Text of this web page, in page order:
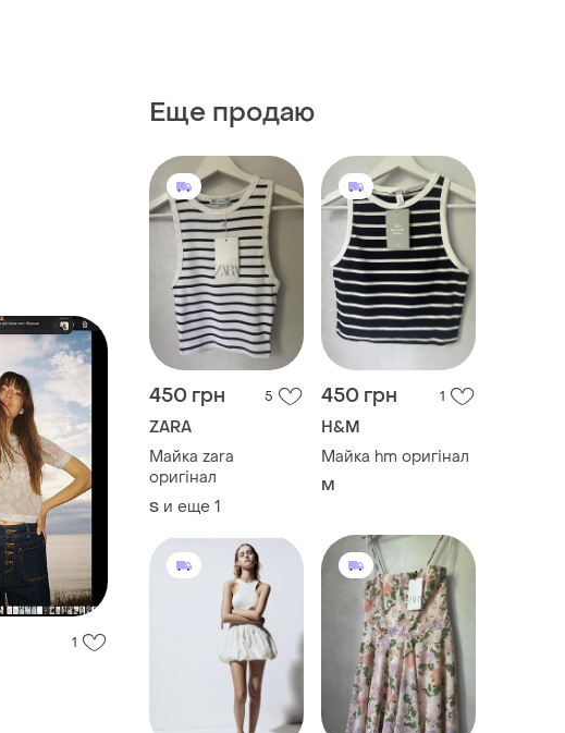
Еще продаю
450 грн 5
ZARA
Майка zara
оригінал
S и еще 1
450 грн 1
H&M
Майка hm оригінал
M
1